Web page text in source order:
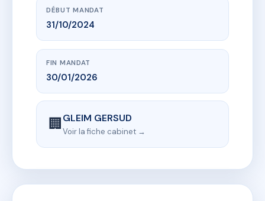
DÉBUT MANDAT
31/10/2024
FIN MANDAT
30/01/2026
🏢GLEIM GERSUD
Voir la fiche cabinet →